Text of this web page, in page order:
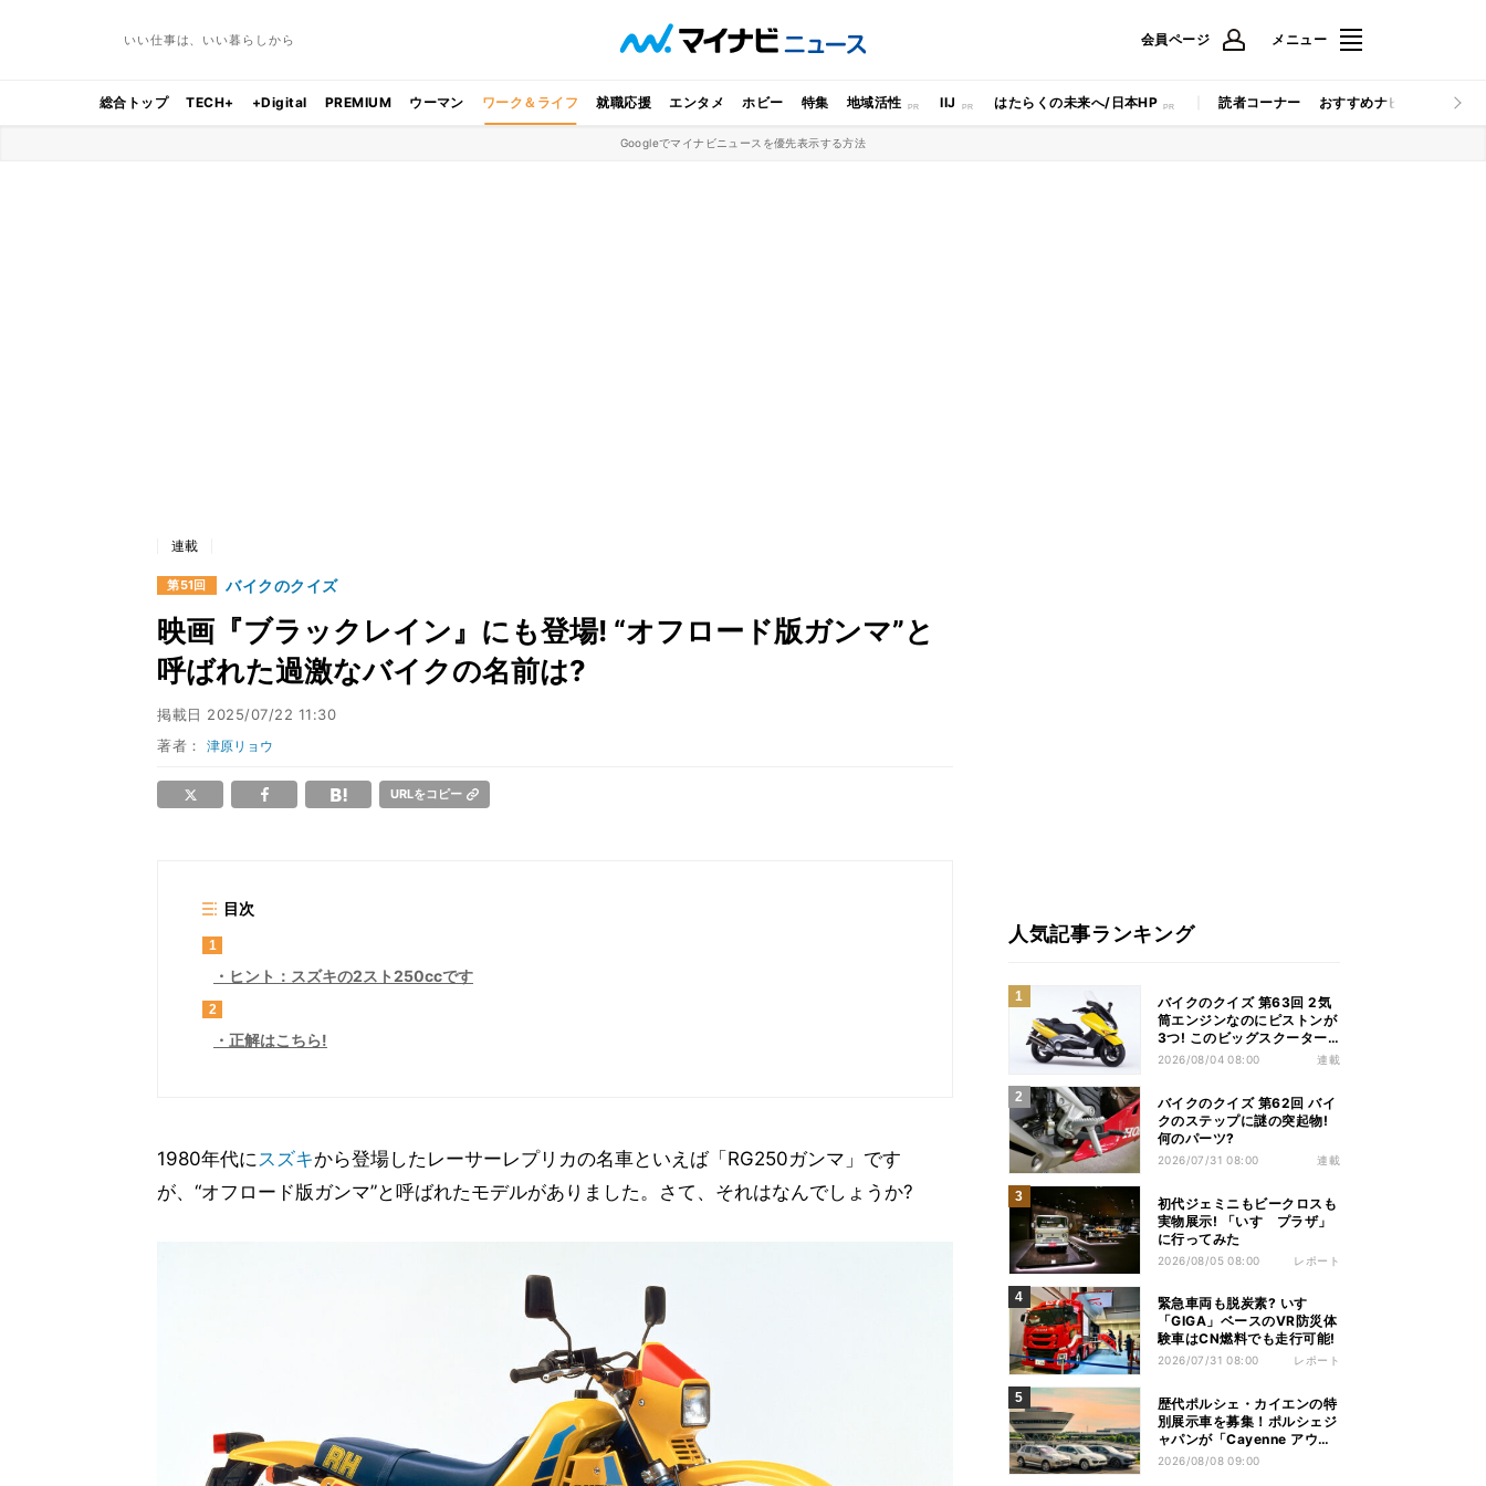
いい仕事は、いい暮らしから 会員ページ メニュー
総合トップ TECH+ +Digital PREMIUM ウーマン ワーク＆ライフ 就職応援 エンタメ ホビー 特集 地域活性 IIJ はたらくの未来へ/日本HP 読者コーナー おすすめナビ マイナビ
Googleでマイナビニュースを優先表示する方法
連載
第51回 バイクのクイズ
映画『ブラックレイン』にも登場! “オフロード版ガンマ”と
呼ばれた過激なバイクの名前は?
掲載日 2025/07/22 11:30
著者：津原リョウ
URLをコピー
目次
1
ヒント：スズキの2スト250ccです
2
正解はこちら!
1980年代にスズキから登場したレーサーレプリカの名車といえば「RG250ガンマ」です
が、“オフロード版ガンマ”と呼ばれたモデルがありました。さて、それはなんでしょうか?
人気記事ランキング
バイクのクイズ 第63回 2気
筒エンジンなのにピストンが
3つ! このビッグスクーター
の名前は?
2026/08/04 08:00 連載
バイクのクイズ 第62回 バイ
クのステップに謎の突起物!
何のパーツ?
2026/07/31 08:00 連載
初代ジェミニもビークロスも
実物展示! 「いすゞプラザ」
に行ってみた
2026/08/05 08:00 レポート
緊急車両も脱炭素? いすゞ
「GIGA」ベースのVR防災体
験車はCN燃料でも走行可能!
2026/07/31 08:00 レポート
歴代ポルシェ・カイエンの特
別展示車を募集！ポルシェジ
ャパンが「Cayenne アウト
ドアイベント & ドライビン
2026/08/08 09:00